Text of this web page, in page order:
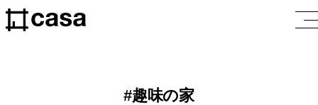
趣味の家